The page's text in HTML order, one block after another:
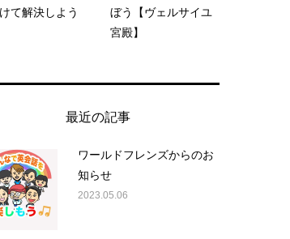
て解決しよう
ぼう【ヴェルサイユ
宮殿】
最近の記事
ワールドフレンズからのお
知らせ
2023.05.06